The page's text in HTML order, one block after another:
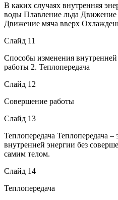
В каких случаях внутренняя
воды Плавление льда Движение
Движение мяча вверх
Слайд 11
Способы изменения
работы 2. Теплопередача
Слайд 12
Совершение работы
Слайд 13
Теплопередача Теплопередача –
внутренней энергии без
самим телом.
Слайд 14
Теплопередача